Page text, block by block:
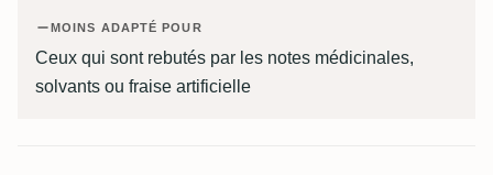
MOINS ADAPTÉ POUR
Ceux qui sont rebutés par les notes médicinales,
solvants ou fraise artificielle